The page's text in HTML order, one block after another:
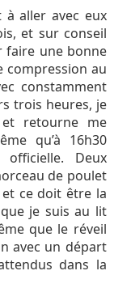
à aller avec eux
et sur conseil
faire une bonne
compression au
constamment
trois heures, je
retourne me
qu’à 16h30
Deux
de poulet
ce doit être la
je suis au lit
que le réveil
avec un départ
dans la